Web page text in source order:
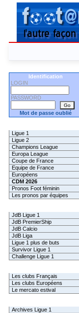
Identification
LOGIN
PASSWORD
Mot de passe oublié
Ligue 1
Ligue 2
Champions League
Europa League
Coupe de France
Equipe de France
Européens
CDM 2026
Pronos Foot féminin
Les pronos par équipes
JdB Ligue 1
JdB PremierShip
JdB Calcio
JdB Liga
Ligue 1 plus de buts
Survivor Ligue 1
Challenge Ligue 1
Les clubs Français
Les clubs Européens
Le mercato estival
Archives Ligue 1